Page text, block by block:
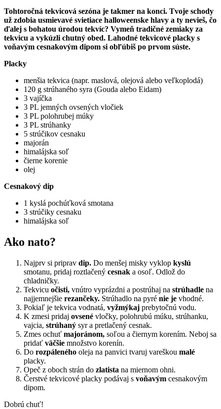
Tohtoročná tekvicová sezóna je takmer na konci. Tvoje schody
už zdobia usmievavé svietiace halloweenske hlavy a ty nevieš, čo
ďalej s bohatou úrodou tekvíc? Vymeň tradičné zemiaky za
tekvicu a vykúzli chutný obed. Lahodné tekvicové placky s
voňavým cesnakovým dipom si obľúbiš po prvom súste.
Placky
menšia tekvica (napr. maslová, olejová alebo veľkoplodá)
120 g strúhaného syra (Gouda alebo Eidam)
3 vajíčka
3 PL jemných ovsených vločiek
3 PL polohrubej múky
3 PL strúhanky
5 strúčikov cesnaku
majorán
himalájska soľ
čierne korenie
olej
Cesnakový dip
1 kyslá pochúťková smotana
3 strúčiky cesnaku
himalájska soľ
Ako nato?
Najprv si priprav dip. Do menšej misky vyklop kyslú
smotanu, pridaj roztlačený cesnak a osoľ. Odlož do
chladničky.
Tekvicu očisti, vnútro vyprázdni a postrúhaj na strúhadle na
najjemnejšie rezančeky. Strúhadlo na pyré nie je vhodné.
Pokiaľ je tekvica vodnatá, vyžmýkaj prebytočnú vodu.
K zmesi pridaj ovsené vločky, polohrubú múku, strúhanku,
vajcia, strúhaný syr a pretlačený cesnak.
Zmes ochuť majoránom, soľou a čiernym korením. Neboj sa
pridať väčšie množstvo korenín.
Do rozpáleného oleja na panvici tvaruj vareškou malé
placky.
Opeč z oboch strán do zlatista na miernom ohni.
Čerstvé tekvicové placky podávaj s voňavým cesnakovým
dipom.
Dobrú chuť!